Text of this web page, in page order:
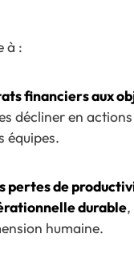
à :
financiers aux
décliner en
équipes.
pertes de
durable
humaine.